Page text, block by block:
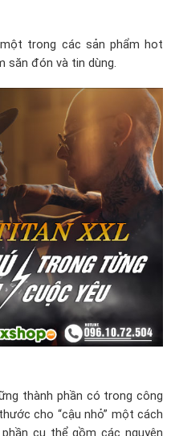
trong các sản phẩm hot
săn đón và tin dùng.
thành phần có trong công
cho “cậu nhỏ” một cách
cụ thể gồm các nguyên